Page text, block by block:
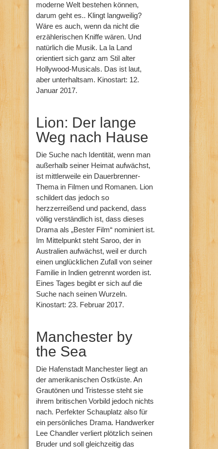
moderne Welt bestehen können,
darum geht es.. Klingt langweilig?
Wäre es auch, wenn da nicht die
erzählerischen Kniffe wären. Und
natürlich die Musik. La la Land
orientiert sich ganz am Stil alter
Hollywood-Musicals. Das ist laut,
aber unterhaltsam. Kinostart: 12.
Januar 2017.
Lion: Der lange
Weg nach Hause
Die Suche nach Identität, wenn man
außerhalb seiner Heimat aufwächst,
ist mittlerweile ein Dauerbrenner-
Thema in Filmen und Romanen. Lion
schildert das jedoch so
herzzerreißend und packend, dass
völlig verständlich ist, dass dieses
Drama als „Bester Film“ nominiert ist.
Im Mittelpunkt steht Saroo, der in
Australien aufwächst, weil er durch
einen unglücklichen Zufall von seiner
Familie in Indien getrennt worden ist.
Eines Tages begibt er sich auf die
Suche nach seinen Wurzeln.
Kinostart: 23. Februar 2017.
Manchester by
the Sea
Die Hafenstadt Manchester liegt an
der amerikanischen Ostküste. An
Grautönen und Tristesse steht sie
ihrem britischen Vorbild jedoch nichts
nach. Perfekter Schauplatz also für
ein persönliches Drama. Handwerker
Lee Chandler verliert plötzlich seinen
Bruder und soll gleichzeitig das